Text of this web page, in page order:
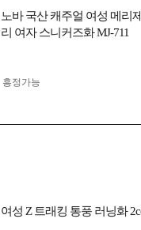
노바 국산 캐주얼 여성 메리
리 여자 스니커즈화 MJ-711
흥정가능
여성 Z 트래킹 통풍 러닝화